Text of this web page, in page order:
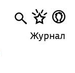
Журнал